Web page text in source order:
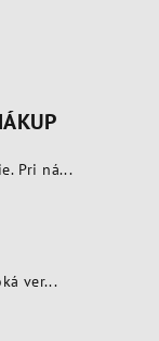
Pri ná...
ver...